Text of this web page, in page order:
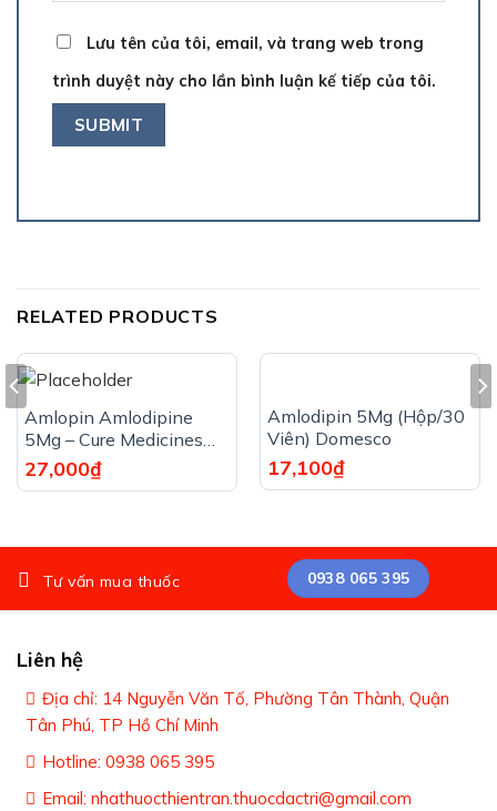
Lưu tên của tôi, email, và trang web trong
trình duyệt này cho lần bình luận kế tiếp của tôi.
RELATED PRODUCTS
Amlopin Amlodipine
5Mg – Cure Medicines
(Hộp/100 Viên)
27,000₫
Amlodipin 5Mg (Hộp/30
Viên) Domesco
17,100₫
Tư vấn mua thuốc 0938 065 395
Liên hệ
Địa chỉ: 14 Nguyễn Văn Tố, Phường Tân Thành, Quận
Tân Phú, TP Hồ Chí Minh
Hotline: 0938 065 395
Email: nhathuocthientran.thuocdactri@gmail.com